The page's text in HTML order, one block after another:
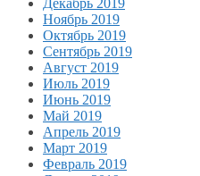
Декабрь 2019
Ноябрь 2019
Октябрь 2019
Сентябрь 2019
Август 2019
Июль 2019
Июнь 2019
Май 2019
Апрель 2019
Март 2019
Февраль 2019